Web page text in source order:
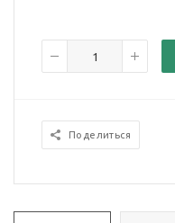
Поделиться